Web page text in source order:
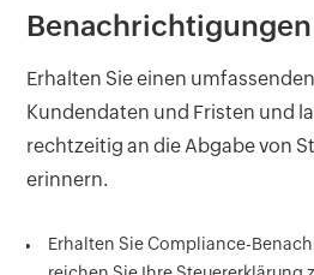
Benachrichtigungen
Erhalten Sie einen
Kundendaten und Fristen und
rechtzeitig an die Abgabe von
erinnern.
Erhalten Sie Compliance-
Damit werden Kundenbesuche
verwalten.